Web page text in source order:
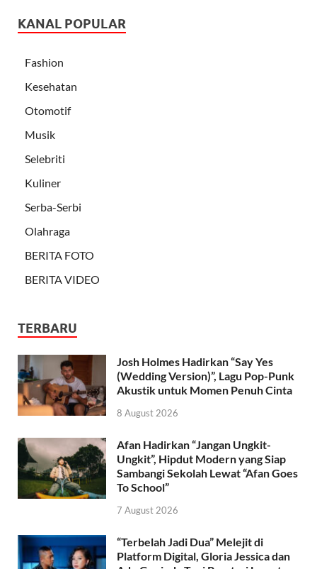
KANAL POPULAR
Fashion
Kesehatan
Otomotif
Musik
Selebriti
Kuliner
Serba-Serbi
Olahraga
BERITA FOTO
BERITA VIDEO
TERBARU
Josh Holmes Hadirkan “Say Yes
(Wedding Version)”, Lagu Pop-Punk
Akustik untuk Momen Penuh Cinta
8 August 2026
Afan Hadirkan “Jangan Ungkit-
Ungkit”, Hipdut Modern yang Siap
Sambangi Sekolah Lewat “Afan Goes
To School”
7 August 2026
“Terbelah Jadi Dua” Melejit di
Platform Digital, Gloria Jessica dan